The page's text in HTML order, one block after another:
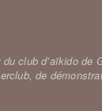
club d’aïkido de
de